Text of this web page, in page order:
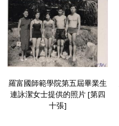
羅富國師範學院第五屆畢業生
連詠潔女士提供的照片 [第四
十張]